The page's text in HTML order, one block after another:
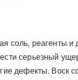
соль, реагенты
серьезный
дефекты. Воск